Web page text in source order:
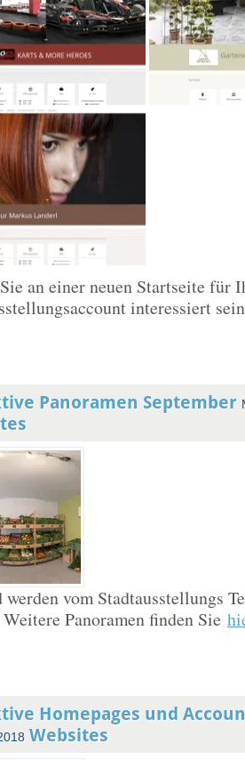
an einer neuen Startseite für
interessiert
Panoramen September
vom Stadtausstellungs
Panoramen finden Sie
Homepages und
Websites